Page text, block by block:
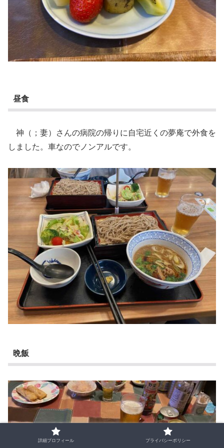
昼食
神（；妻）さんの病院の帰りに自宅近くの夢庵で外食を
しました。車なのでノンアルです。
晩飯
詳細プロフィール プライバシーポリシー